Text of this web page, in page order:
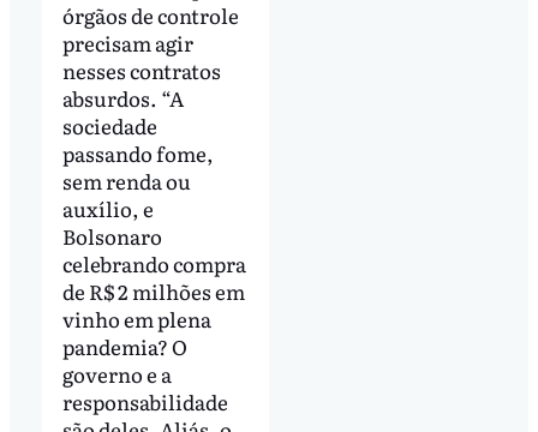
órgãos de controle
precisam agir
nesses contratos
absurdos. “A
sociedade
passando fome,
sem renda ou
auxílio, e
Bolsonaro
celebrando compra
de R$ 2 milhões em
vinho em plena
pandemia? O
governo e a
responsabilidade